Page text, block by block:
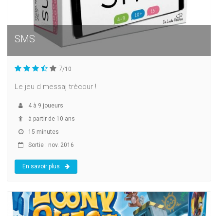
SMS
7/10
Le jeu d messaj trècour !
4 à 9 joueurs
à partir de 10 ans
15 minutes
Sortie : nov. 2016
En savoir plus